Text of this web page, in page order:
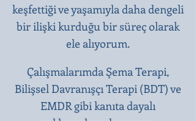
keşfettiği ve yaşamıyla daha dengeli
bir ilişki kurduğu bir süreç olarak
ele alıyorum.
Çalışmalarımda Şema Terapi,
Bilişsel Davranışçı Terapi (BDT) ve
EMDR gibi kanıta dayalı